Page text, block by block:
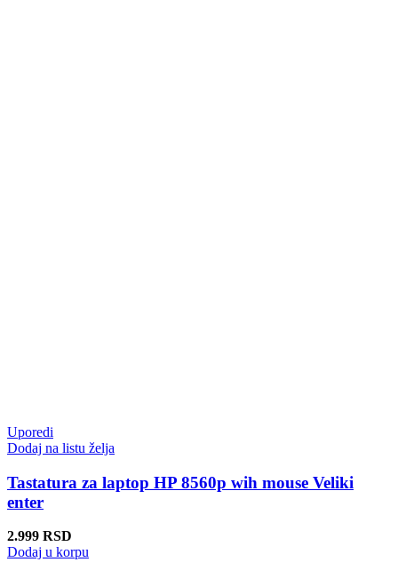
Uporedi
Dodaj na listu želja
Tastatura za laptop HP 8560p wih mouse Veliki
enter
2.999 RSD
Dodaj u korpu